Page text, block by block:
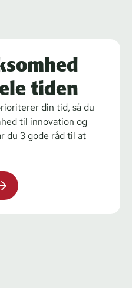
tiden
din tid, så du
til innovation og
du 3 gode råd til at